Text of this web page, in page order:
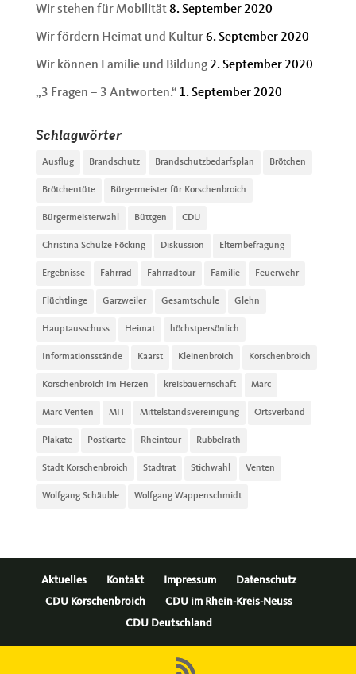
Wir stehen für Mobilität 8. September 2020
Wir fördern Heimat und Kultur 6. September 2020
Wir können Familie und Bildung 2. September 2020
„3 Fragen – 3 Antworten.“ 1. September 2020
Schlagwörter
Ausflug Brandschutz Brandschutzbedarfsplan Brötchen
Brötchentüte Bürgermeister für Korschenbroich
Bürgermeisterwahl Büttgen CDU
Christina Schulze Föcking Diskussion Elternbefragung
Ergebnisse Fahrrad Fahrradtour Familie Feuerwehr
Flüchtlinge Garzweiler Gesamtschule Glehn
Hauptausschuss Heimat höchstpersönlich
Informationsstände Kaarst Kleinenbroich Korschenbroich
Korschenbroich im Herzen kreisbauernschaft Marc
Marc Venten MIT Mittelstandsvereinigung Ortsverband
Plakate Postkarte Rheintour Rubbelrath
Stadt Korschenbroich Stadtrat Stichwahl Venten
Wolfgang Schäuble Wolfgang Wappenschmidt
Aktuelles Kontakt Impressum
Datenschutz
CDU Korschenbroich
CDU im Rhein-Kreis-Neuss
CDU Deutschland